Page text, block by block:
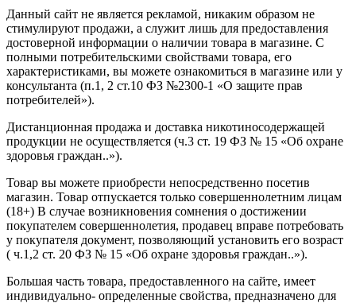
Данный сайт не является рекламой, никаким образом не
стимулируют продажи, а служит лишь для предоставления
достоверной информации о наличии товара в магазине. С
полными потребительскими свойствами товара, его
характеристиками, вы можете ознакомиться в магазине или у
консультанта (п.1, 2 ст.10 ФЗ №2300-1 «О защите прав
потребителей»).
Дистанционная продажа и доставка никотиносодержащей
продукции не осуществляется (ч.3 ст. 19 ФЗ № 15 «Об охране
здоровья граждан..»).
Товар вы можете приобрести непосредственно посетив
магазин. Товар отпускается только совершеннолетним лицам
(18+) В случае возникновения сомнения о достижении
покупателем совершеннолетия, продавец вправе потребовать
у покупателя документ, позволяющий установить его возраст
( ч.1,2 ст. 20 ФЗ № 15 «Об охране здоровья граждан..»).
Большая часть товара, предоставленного на сайте, имеет
индивидуально- определенные свойства, предназначено для